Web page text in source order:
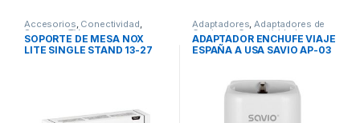
Accesorios, Conectividad,
Soportes TV
SOPORTE DE MESA NOX
LITE SINGLE STAND 13-27
Adaptadores,Adaptadores de
Corriente,Conectividad
ADAPTADOR ENCHUFE VIAJE
ESPAÑA A USA SAVIO AP-03